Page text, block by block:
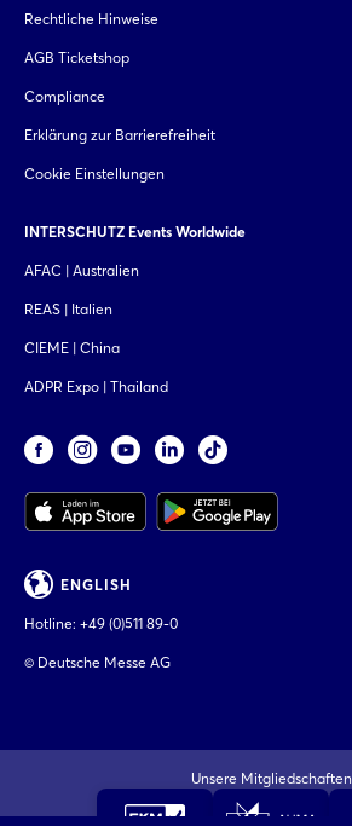
Rechtliche Hinweise
AGB Ticketshop
Compliance
Erklärung zur Barrierefreiheit
Cookie Einstellungen
INTERSCHUTZ Events Worldwide
AFAC | Australien
REAS | Italien
CIEME | China
ADPR Expo | Thailand
ENGLISH
Hotline: +49 (0)511 89-0
© Deutsche Messe AG
Unsere Mitgliedschaften